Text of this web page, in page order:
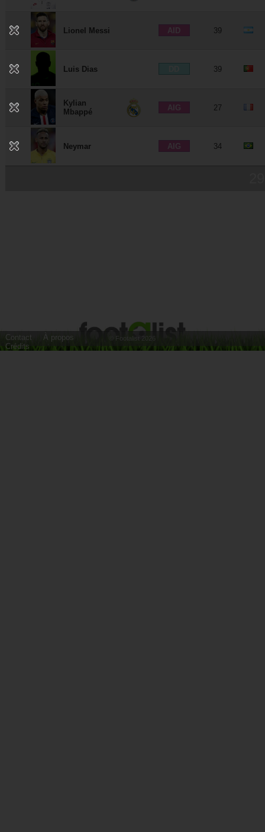
Lionel Messi AID 39
Luis Dias 39
Kylian
Mbappé
AIG 27
Neymar AIG 34
Contact
À propos
Crédits
© Footalist 2026